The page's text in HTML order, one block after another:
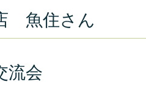
魚住さん
流会